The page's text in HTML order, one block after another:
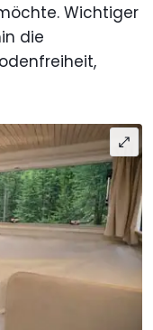
Wichtiger
die